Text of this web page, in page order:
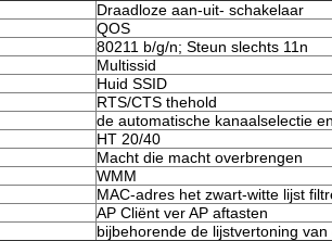
Draadloze aan-uit- schakelaar
QOS
80211 b/g/n; Steun slechts 11n
Multissid
Huid SSID
RTS/CTS thehold
de automatische kanaalselectie
HT 20/40
Macht die macht overbrengen
WMM
MAC-adres het zwart-witte lijst
AP Cliënt ver AP aftasten
bijbehorende de lijstvertoning